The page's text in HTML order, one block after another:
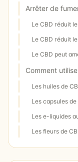
Arrêter de
Le CBD réduit
Le CBD réduit
Le CBD peut
Comment
Les huiles de
Les capsules de
Les e-liquides
Les fleurs de